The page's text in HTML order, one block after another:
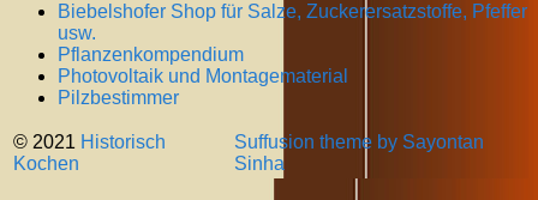
Biebelshofer Shop für Salze, Zuckerersatzstoffe, Pfeffer
usw.
Pflanzenkompendium
Photovoltaik und Montagematerial
Pilzbestimmer
© 2021 Historisch
Kochen
Suffusion theme by Sayontan
Sinha